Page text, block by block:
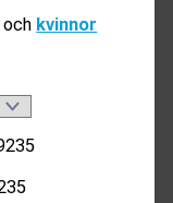
och kvinnor